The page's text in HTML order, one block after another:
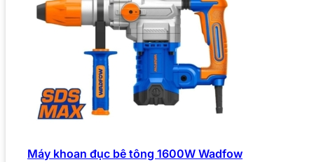
Máy khoan đục bê tông 1600W Wadfow